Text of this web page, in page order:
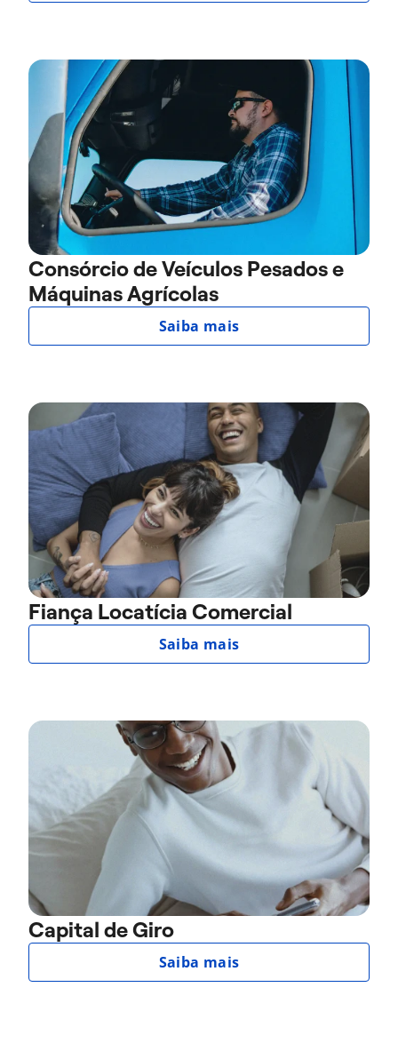
Consórcio de Veículos Pesados e
Máquinas Agrícolas
Saiba mais
Fiança Locatícia Comercial
Saiba mais
Capital de Giro
Saiba mais